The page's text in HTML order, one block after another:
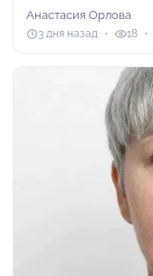
Анастасия Орлова
3 дня назад 18